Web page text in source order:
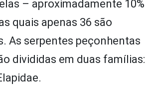
– aproximadamente 10%
quais apenas 36 são
As serpentes peçonhentas
divididas em duas famílias: